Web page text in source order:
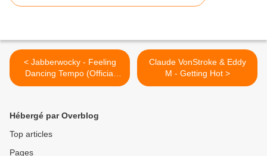
< Jabberwocky - Feeling
Dancing Tempo (Official
Audio)
Claude VonStroke & Eddy
M - Getting Hot >
Hébergé par Overblog
Top articles
Pages